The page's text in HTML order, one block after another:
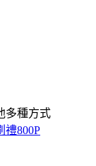
多種方式
禮800P